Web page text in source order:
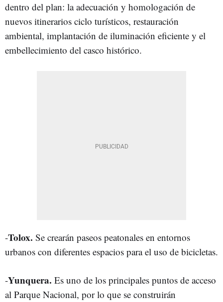
dentro del plan: la adecuación y homologación de
nuevos itinerarios ciclo turísticos, restauración
ambiental, implantación de iluminación eficiente y el
embellecimiento del casco histórico.
-Tolox. Se crearán paseos peatonales en entornos
urbanos con diferentes espacios para el uso de bicicletas.
-Yunquera. Es uno de los principales puntos de acceso
al Parque Nacional, por lo que se construirán